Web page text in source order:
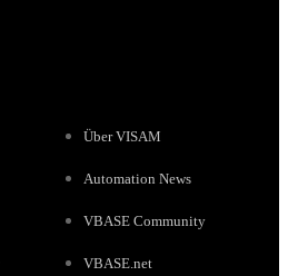
Über VISAM
Automation News
VBASE Community
VBASE.net